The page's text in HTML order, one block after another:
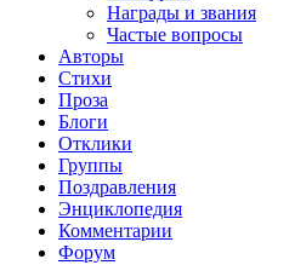
Награды и звания
Частые вопросы
Авторы
Стихи
Проза
Блоги
Отклики
Группы
Поздравления
Энциклопедия
Комментарии
Форум